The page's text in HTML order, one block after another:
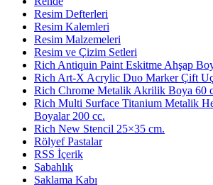
Resim Defterleri
Resim Kalemleri
Resim Malzemeleri
Resim ve Çizim Setleri
Rich Antiquin Paint Eskitme Ahşap
Rich Art-X Acrylic Duo Marker Çift
Rich Chrome Metalik Akrilik Boya 60
Rich Multi Surface Titanium Metalik
Boyalar 200 cc.
Rich New Stencil 25×35 cm.
Rölyef Pastalar
RSS İçerik
Sabahlık
Saklama Kabı